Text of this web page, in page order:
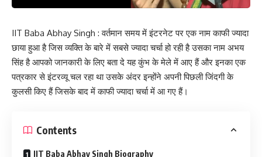
IIT Baba Abhay Singh : वर्तमान समय में इंटरनेट पर एक नाम काफी ज्यादा
छाया हुआ है जिस व्यक्ति के बारे में सबसे ज्यादा चर्चा हो रही है उसका नाम अभय
सिंह है आपको जानकारी के लिए बता दे यह कुंभ के मेले में आए हैं और इनका एक
पत्रकार से इंटरव्यू चल रहा था उसके अंदर इन्होंने अपनी पिछली जिंदगी के
कुलसी किए हैं जिसके बाद में काफी ज्यादा चर्चा में आ गए हैं।
Contents
IIT Baba Abhay Singh Biography